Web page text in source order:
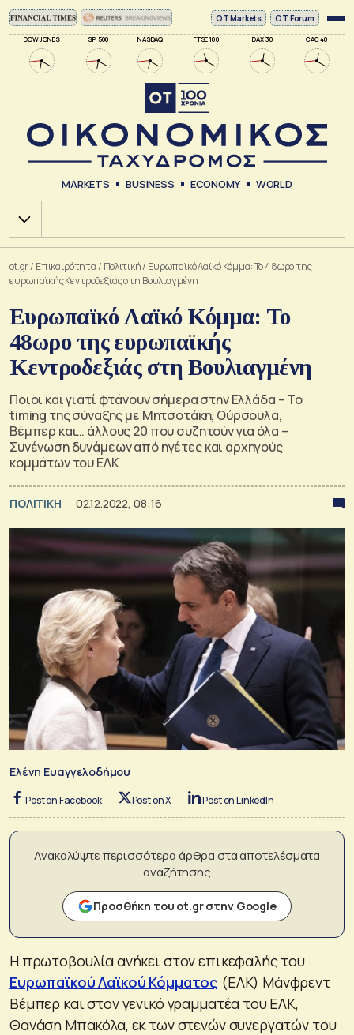
DOW JONES SP 500 NASDAQ FTSE 100 DAX 30 CAC 40
ΟΤ Markets OT Forum
MARKETS BUSINESS ECONOMY WORLD
Χ.Α.
ot.gr/ Επικαιρότητα / Πολιτική/ Ευρωπαϊκό Λαϊκό Κόμμα: Το 48ωρο της
ευρωπαϊκής Κεντροδεξιάς στη Βουλιαγμένη
Ευρωπαϊκό Λαϊκό Κόμμα: Το
48ωρο της ευρωπαϊκής
Κεντροδεξιάς στη Βουλιαγμένη
Ποιοι και γιατί φτάνουν σήμερα στην Ελλάδα – Το
timing της σύναξης με Μητσοτάκη, Ούρσουλα,
Βέμπερ και… άλλους 20 που συζητούν για όλα –
Συνένωση δυνάμεων από ηγέτες και αρχηγούς
κομμάτων του ΕΛΚ
ΠΟΛΙΤΙΚΗ 02.12.2022, 08:16
Ελένη Ευαγγελοδήμου
Post on Facebook Post on X Post on LinkedIn
Ανακαλύψτε περισσότερα άρθρα στα αποτελέσματα
αναζήτησης
Προσθήκη του ot.gr στην Google
Η πρωτοβουλία ανήκει στον επικεφαλής του
Ευρωπαϊκού Λαϊκού Κόμματος (ΕΛΚ) Μάνφρεντ
Βέμπερ και στον γενικό γραμματέα του ΕΛΚ,
Θανάση Μπακόλα, εκ των στενών συνεργατών του